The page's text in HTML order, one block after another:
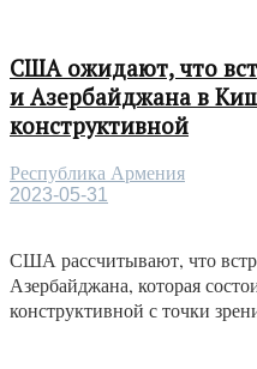
США ожидают, что
и Азербайджана в
конструктивной
Республика Армения
2023-05-31
США рассчитывают, что
Азербайджана, которая
конструктивной с точки